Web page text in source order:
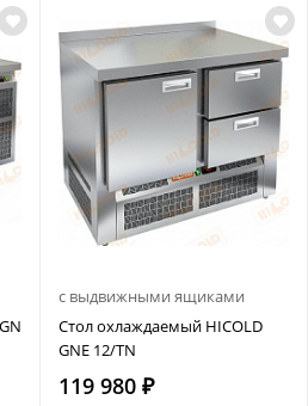
с выдвижными ящиками
Стол охлаждаемый HICOLD
GNE 12/TN
119 980 ₽